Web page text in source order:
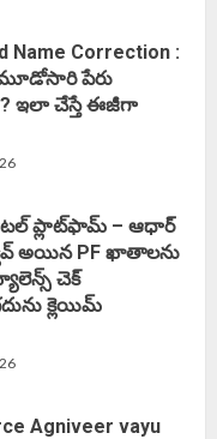
Name Correction :
పేరు
ఇలా చేస్తే ఈజీగా
ప్లాట్‌ఫామ్‌ – ఆధార్
అయిన PF ఖాతాలను
చెక్
క్లెయిమ్
Agniveer vayu